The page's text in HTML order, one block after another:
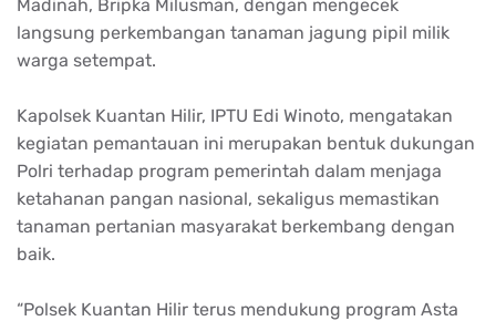
Madinah, Bripka Milusman, dengan mengecek
langsung perkembangan tanaman jagung pipil milik
warga setempat.
Kapolsek Kuantan Hilir, IPTU Edi Winoto, mengatakan
kegiatan pemantauan ini merupakan bentuk dukungan
Polri terhadap program pemerintah dalam menjaga
ketahanan pangan nasional, sekaligus memastikan
tanaman pertanian masyarakat berkembang dengan
baik.
“Polsek Kuantan Hilir terus mendukung program Asta